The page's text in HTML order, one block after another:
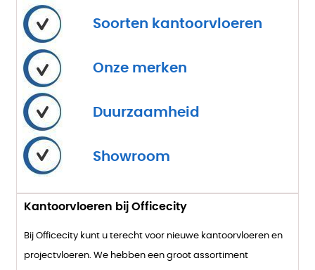
Soorten kantoorvloeren
Onze merken
Duurzaamheid
Showroom
Kantoorvloeren bij Officecity
Bij Officecity kunt u terecht voor nieuwe kantoorvloeren en
projectvloeren. We hebben een groot assortiment